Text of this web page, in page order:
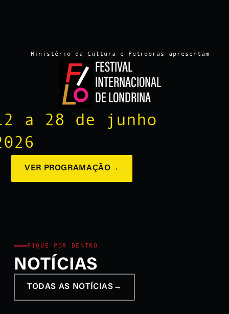
Ministério da Cultura e Petrobras apresentam
FESTIVAL
INTERNACIONAL
DE LONDRINA
a 28 de junho
VER PROGRAMAÇÃO →
FIQUE POR DENTRO
NOTÍCIAS
TODAS AS NOTÍCIAS →